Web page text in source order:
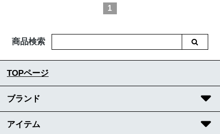
1
商品検索
TOPページ
ブランド
アイテム